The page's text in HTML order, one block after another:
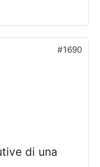
#1690
di una